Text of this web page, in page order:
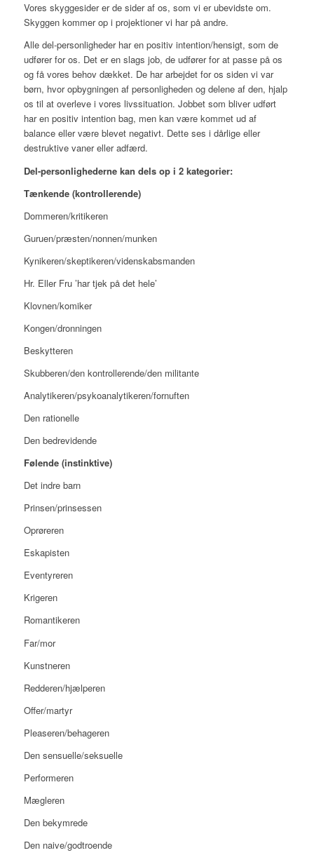
Vores skyggesiderer de sider af os, som vi er ubevidste om.
Skyggen kommer op i projektionervi har på andre.
Alle del-personligheder har en positiv intention/hensigt, som de
udfører for os. Det er en slags job, de udfører for at passe på os
og få vores behov dækket. De har arbejdet for os siden vi var
børn, hvor opbygningen af personligheden og delene af den, hjalp
os til at overleve i vores livssituation. Jobbet som bliver udført
har en positiv intention bag, men kan være kommet ud af
balance eller være blevet negativt. Dette ses i dårlige eller
destruktive vaner eller adfærd.
Del-personlighederne kan dels op i 2 kategorier:
Tænkende (kontrollerende)
Dommeren/kritikeren
Guruen/præsten/nonnen/munken
Kynikeren/skeptikeren/videnskabsmanden
Hr. Eller Fru ’har tjek på det hele’
Klovnen/komiker
Kongen/dronningen
Beskytteren
Skubberen/den kontrollerende/den militante
Analytikeren/psykoanalytikeren/fornuften
Den rationelle
Den bedrevidende
Følende (instinktive)
Det indre barn
Prinsen/prinsessen
Oprøreren
Eskapisten
Eventyreren
Krigeren
Romantikeren
Far/mor
Kunstneren
Redderen/hjælperen
Offer/martyr
Pleaseren/behageren
Den sensuelle/seksuelle
Performeren
Mægleren
Den bekymrede
Den naive/godtroende